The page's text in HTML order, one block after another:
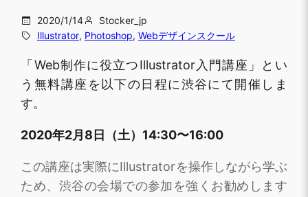
2020/1/14
Stocker_jp
Illustrator, Photoshop, Webデザインスクール
「Web制作に役立つIllustrator入門講座」とい
う無料講座を以下の日程に渋谷にて開催しま
す。
2020年2月8日（土）14:30〜16:00
この講座は実際にIllustratorを操作しながら学ぶ
ため、渋谷の会場での参加を強くお勧めします